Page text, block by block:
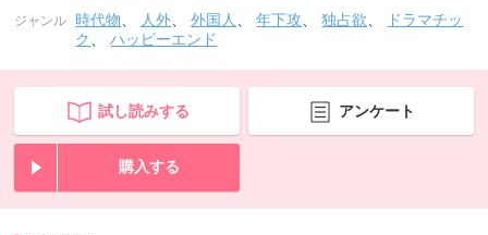
ジャンル 時代物、 人外、外国人 、年下攻、独占欲、
ドラマチッ
ク 、ハッピーエンド
試し読みする アンケート
購入する